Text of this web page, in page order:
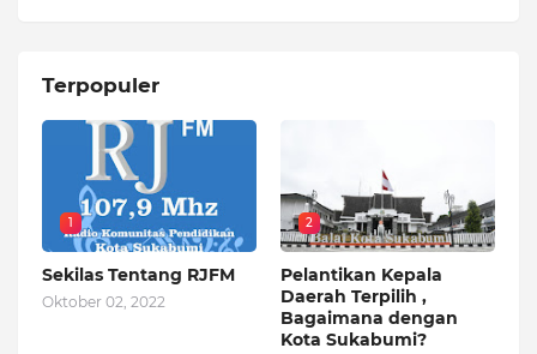
Terpopuler
1
Sekilas Tentang RJFM
Oktober 02, 2022
2
Pelantikan Kepala
Daerah Terpilih ,
Bagaimana dengan
Kota Sukabumi?